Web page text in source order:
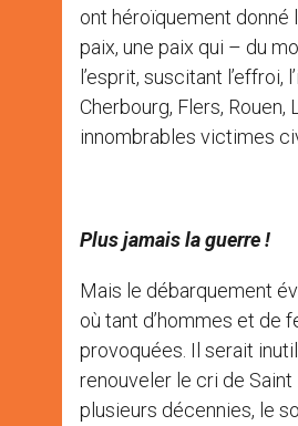
ont héroïquement donné
paix, une paix qui – du
l’esprit, suscitant
Cherbourg, Flers,
innombrables victimes
Plus jamais la guerre!
Mais le débarquement
où tant d’hommes et de
provoquées. Il serait
renouveler le cri de Saint
plusieurs décennies, le